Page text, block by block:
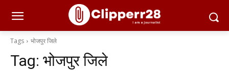
Tags भोजपुर जिले
Tag: भोजपुर जिले